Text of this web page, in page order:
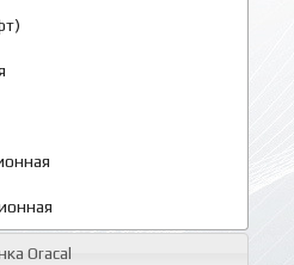
Oracal